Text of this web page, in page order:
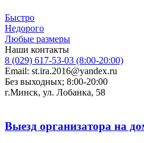
Быстро
Недорого
Любые размеры
Наши контакты
8 (029) 617-53-03 (8:00-20:00)
Email: st.ira.2016@yandex.ru
Без выходных; 8:00-20:00
г.Минск, ул. Лобанка, 58
Выезд организатора на